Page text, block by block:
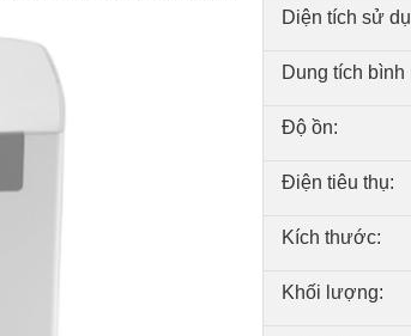
Diện tích sử
Dung tích
Độ ồn:
Điện tiêu thụ:
Kích thước:
Khối lượng: